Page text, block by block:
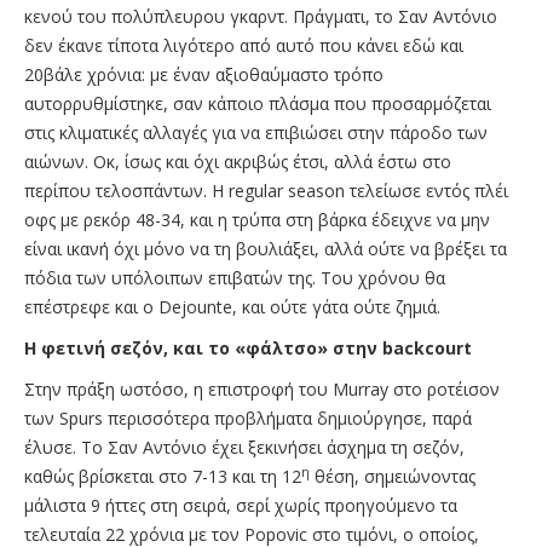
κενού του πολύπλευρου γκαρντ. Πράγματι, το Σαν Αντόνιο
δεν έκανε τίποτα λιγότερο από αυτό που κάνει εδώ και
20βάλε χρόνια: με έναν αξιοθαύμαστο τρόπο
αυτορρυθμίστηκε, σαν κάποιο πλάσμα που προσαρμόζεται
στις κλιματικές αλλαγές για να επιβιώσει στην πάροδο των
αιώνων. Οκ, ίσως και όχι ακριβώς έτσι, αλλά έστω στο
περίπου τελοσπάντων. H regular season τελείωσε εντός πλέι
οφς με ρεκόρ 48-34, και η τρύπα στη βάρκα έδειχνε να μην
είναι ικανή όχι μόνο να τη βουλιάξει, αλλά ούτε να βρέξει τα
πόδια των υπόλοιπων επιβατών της. Του χρόνου θα
επέστρεφε και ο Dejounte, και ούτε γάτα ούτε ζημιά.
Η φετινή σεζόν, και το «φάλτσο» στην backcourt
Στην πράξη ωστόσο, η επιστροφή του Murray στο ροτέισον
των Spurs περισσότερα προβλήματα δημιούργησε, παρά
έλυσε. Το Σαν Αντόνιο έχει ξεκινήσει άσχημα τη σεζόν,
καθώς βρίσκεται στο 7-13 και τη 12η θέση, σημειώνοντας
μάλιστα 9 ήττες στη σειρά, σερί χωρίς προηγούμενο τα
τελευταία 22 χρόνια με τον Popovic στο τιμόνι, ο οποίος,